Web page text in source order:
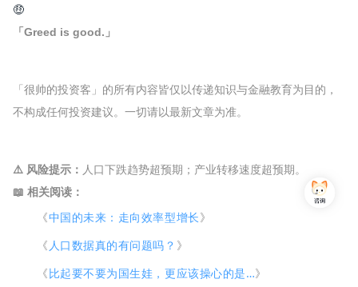
🤑
「Greed is good.」
「很帅的投资客」的所有内容皆仅以传递知识与金融教育为目的，
不构成任何投资建议。一切请以最新文章为准。
⚠️ 风险提示： 人口下跌趋势超预期；产业转移速度超预期。
📖 相关阅读：
《中国的未来：走向效率型增长》
《 人口数据真的有问题吗？ 》
《比起要不要为国生娃，更应该操心的是…》